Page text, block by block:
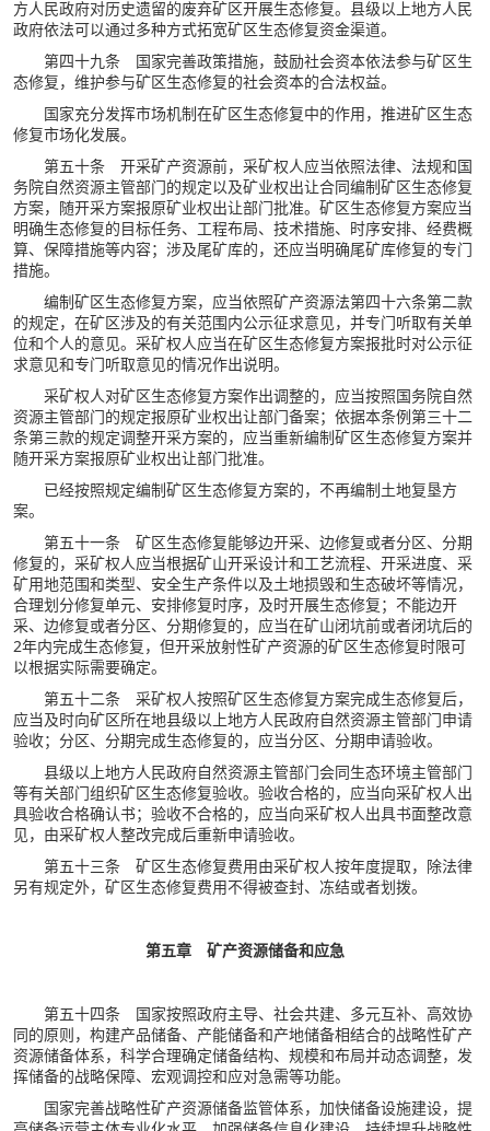
方人民政府对历史遗留的废弃矿区开展生态修复。县级以上地方人民
政府依法可以通过多种方式拓宽矿区生态修复资金渠道。
第四十九条 国家完善政策措施，鼓励社会资本依法参与矿区生
态修复，维护参与矿区生态修复的社会资本的合法权益。
国家充分发挥市场机制在矿区生态修复中的作用，推进矿区生态
修复市场化发展。
第五十条 开采矿产资源前，采矿权人应当依照法律、法规和国
务院自然资源主管部门的规定以及矿业权出让合同编制矿区生态修复
方案，随开采方案报原矿业权出让部门批准。矿区生态修复方案应当
明确生态修复的目标任务、工程布局、技术措施、时序安排、经费概
算、保障措施等内容；涉及尾矿库的，还应当明确尾矿库修复的专门
措施。
编制矿区生态修复方案，应当依照矿产资源法第四十六条第二款
的规定，在矿区涉及的有关范围内公示征求意见，并专门听取有关单
位和个人的意见。采矿权人应当在矿区生态修复方案报批时对公示征
求意见和专门听取意见的情况作出说明。
采矿权人对矿区生态修复方案作出调整的，应当按照国务院自然
资源主管部门的规定报原矿业权出让部门备案；依据本条例第三十二
条第三款的规定调整开采方案的，应当重新编制矿区生态修复方案并
随开采方案报原矿业权出让部门批准。
已经按照规定编制矿区生态修复方案的，不再编制土地复垦方
案。
第五十一条 矿区生态修复能够边开采、边修复或者分区、分期
修复的，采矿权人应当根据矿山开采设计和工艺流程、开采进度、采
矿用地范围和类型、安全生产条件以及土地损毁和生态破坏等情况，
合理划分修复单元、安排修复时序，及时开展生态修复；不能边开
采、边修复或者分区、分期修复的，应当在矿山闭坑前或者闭坑后的
2年内完成生态修复，但开采放射性矿产资源的矿区生态修复时限可
以根据实际需要确定。
第五十二条 采矿权人按照矿区生态修复方案完成生态修复后，
应当及时向矿区所在地县级以上地方人民政府自然资源主管部门申请
验收；分区、分期完成生态修复的，应当分区、分期申请验收。
县级以上地方人民政府自然资源主管部门会同生态环境主管部门
等有关部门组织矿区生态修复验收。验收合格的，应当向采矿权人出
具验收合格确认书；验收不合格的，应当向采矿权人出具书面整改意
见，由采矿权人整改完成后重新申请验收。
第五十三条 矿区生态修复费用由采矿权人按年度提取，除法律
另有规定外，矿区生态修复费用不得被查封、冻结或者划拨。
第五章 矿产资源储备和应急
第五十四条 国家按照政府主导、社会共建、多元互补、高效协
同的原则，构建产品储备、产能储备和产地储备相结合的战略性矿产
资源储备体系，科学合理确定储备结构、规模和布局并动态调整，发
挥储备的战略保障、宏观调控和应对急需等功能。
国家完善战略性矿产资源储备监管体系，加快储备设施建设，提